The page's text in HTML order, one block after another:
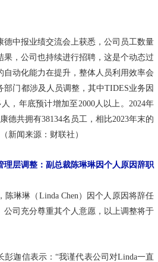
德中报业绩交流会上获悉，公司员工数量
果，公司也持续进行招聘，这是个动态过
自动化能力在提升，整体人员利用效率会
门都涉及人员调整，其中TIDES业务因
，年底预计增加至2000人以上。2024年
德共拥有38134名员工，相比2023年末的
新闻来源：财联社）
理层调整：副总裁陈琳琳因个人原因辞职
陈琳琳（Linda Chen）因个人原因将辞任
公司充分尊重其个人意愿，以上调整将于
彭迦信表示：“我谨代表公司对Linda一直